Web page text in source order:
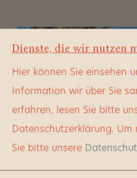
Dienste, die wir nutzen
Hier können Sie einsehen
Information wir über Sie
erfahren, lesen Sie bitte
Datenschutzerklärung. Um
Sie bitte unsere